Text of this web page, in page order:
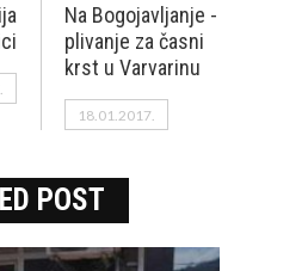
Na Bogojavljanje -
plivanje za časni
krst u Varvarinu
18.01.2017.
POST